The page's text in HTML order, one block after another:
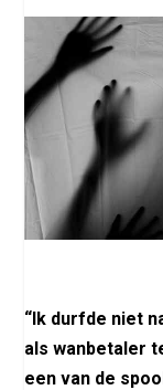
“Ik durfde niet
als wanbetaler
een van de